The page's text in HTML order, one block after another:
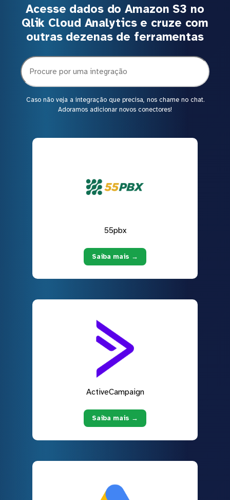
Acesse dados do Amazon S3 no
Qlik Cloud Analytics e cruze com
outras dezenas de ferramentas
Caso não veja a integração que precisa, nos chame no chat.
Adoramos adicionar novos conectores!
55pbx
Saiba mais →
ActiveCampaign
Saiba mais →